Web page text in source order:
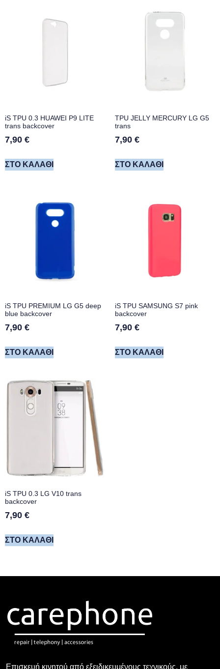
iS TPU 0.3 HUAWEI P9 LITE
trans backcover
7,90 €
ΣΤΟ ΚΑΛΆΘΙ
TPU JELLY MERCURY LG G5
trans
7,90 €
ΣΤΟ ΚΑΛΆΘΙ
iS TPU PREMIUM LG G5 deep
blue backcover
7,90 €
ΣΤΟ ΚΑΛΆΘΙ
iS TPU SAMSUNG S7 pink
backcover
7,90 €
ΣΤΟ ΚΑΛΆΘΙ
iS TPU 0.3 LG V10 trans
backcover
7,90 €
ΣΤΟ ΚΑΛΆΘΙ
Επισκευή κινητού από εξειδικευμένους τεχνικούς, με